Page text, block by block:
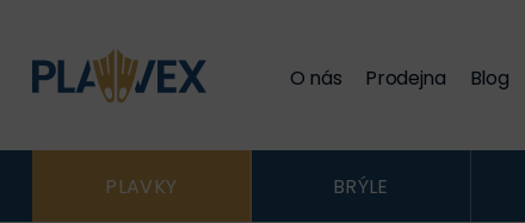
O nás Prodejna Blog
PLAVKY BRÝLE